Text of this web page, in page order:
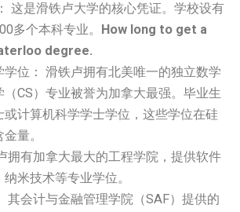
这是滑铁卢大学的核心凭证。学校设有
多个本科专业。
How long to get a
degree.
位： 滑铁卢拥有北美唯一的独立数学
（CS）专业被誉为加拿大最强。毕业生
或计算机科学学士学位，这些学位在硅
量。
拥有加拿大最大的工程学院，提供软件
米技术等专业学位。
其会计与金融管理学院（SAF）提供的